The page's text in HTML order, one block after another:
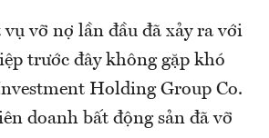
vỡ nợ lần đầu đã xảy ra với
trước đây không gặp khó
Holding Group Co.
doanh bất động sản đã vỡ